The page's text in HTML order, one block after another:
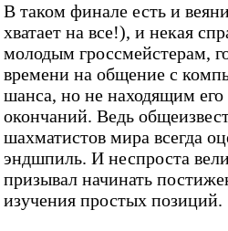
В таком финале есть и
хватает на все!), и некая
молодым гроссмейстерам,
времени на общение с
шанса, но не находящим
окончаний. Ведь
шахматистов мира всегда
эндшпиль. И неспроста
призывал начинать
изучения простых позиций.